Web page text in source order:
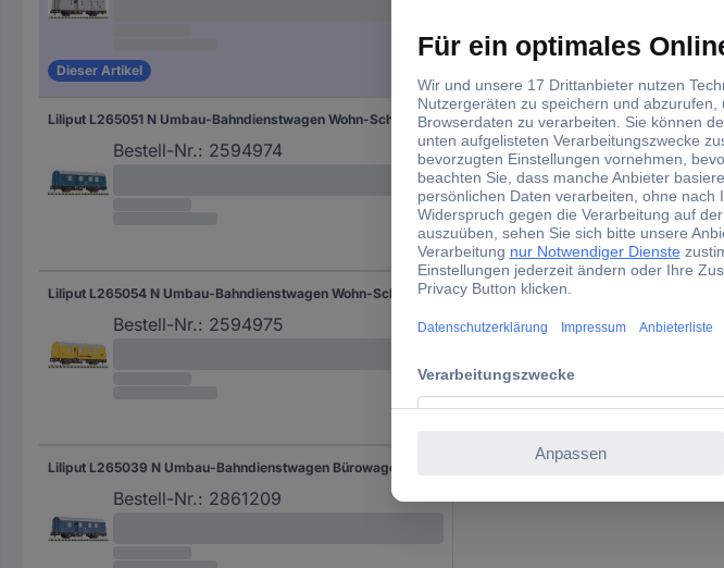
Dieser Artikel
Liliput L265051 N Umbau-Bahndienstwagen Wohn-Schlafwagen 433 der DB AG Wohn-Schlafwagen 433 der DB AG
Bestell-Nr.: 2594974
L265051
Liliput L265054 N Umbau-Bahndienstwagen Wohn-Schlafwagen der Schweerbau Wohn-Schlafwagen der Schweerbau
Bestell-Nr.: 2594975
L265054
Bestell-Nr.: 2861209